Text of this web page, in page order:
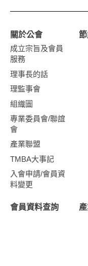
關於公會
成立宗旨及會員
服務
理事長的話
理監事會
組織圖
專業委員會/聯誼
會
產業聯盟
TMBA大事記
入會申請/會員資
料變更
會員資料查詢